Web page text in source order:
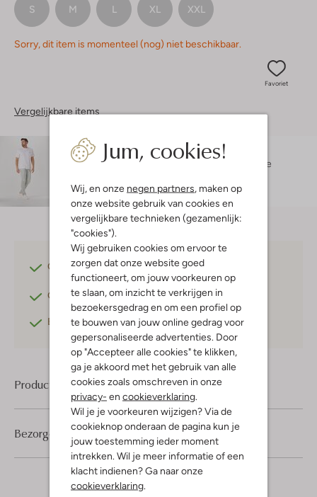
Jum, cookies!
Wij, en onze negen partners, maken op
onze website gebruik van cookies en
vergelijkbare technieken (gezamenlijk:
"cookies").
Wij gebruiken cookies om ervoor te
zorgen dat onze website goed
functioneert, om jouw voorkeuren op
te slaan, om inzicht te verkrijgen in
bezoekersgedrag en om een profiel op
te bouwen van jouw online gedrag voor
gepersonaliseerde advertenties. Door
op "Accepteer alle cookies" te klikken,
ga je akkoord met het gebruik van alle
cookies zoals omschreven in onze
privacy- en cookieverklaring.
Wil je je voorkeuren wijzigen? Via de
cookieknop onderaan de pagina kun je
jouw toestemming ieder moment
intrekken. Wil je meer informatie of een
klacht indienen? Ga naar onze
cookieverklaring.
S M L XL XXL
Sorry, dit item is momenteel (nog) niet beschikbaar.
Favoriet
Vergelijkbare items
Maatadvies
Damian is 1 meter 87 lang en draagt maat L.
De
Gratis verzendingvanaf €75,-
Gratis retournerenbinnen 30 dagen*
Betaal achterafmet Klarna
Product informatie
Bezorgen & retourneren